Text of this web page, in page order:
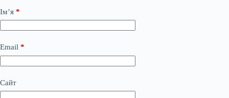
Ім’я *
Email *
Сайт